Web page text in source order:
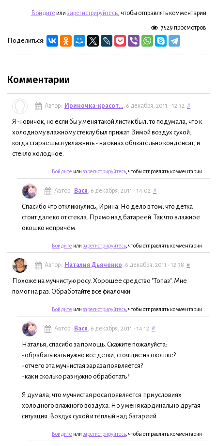
Войдите или зарегистрируйтесь, чтобы отправлять комментарии
7529 просмотров
Поделиться:
Комментарии
Автор: Ириночка-красот..., 6 декабря, 2011 - 12:32 #
Я-новичок, но если бы у меня такой листик был, то подумала, что к
холодному влажному стеклу был прижат. Зимой воздух сухой,
когда стараешься увлажнить - на окнах обязательно конденсат, и
стекло холодное.
Войдите или зарегистрируйтесь , чтобы отправлять комментарии
Автор: Вася, 6 декабря, 2011 - 14:02 #
Спасибо что откликнулись, Ирина. Но дело в том, что детка
стоит далеко от стекла. Прямо над батареей. Так что влажное
окошко непричём.
Войдите или зарегистрируйтесь , чтобы отправлять комментарии
Автор: Наталия Дьяченко, 6 декабря, 2011 - 12:38 #
Похоже на мучнистую росу. Хорошее средство "Топаз". Мне
помог на раз. Обработайте все фиалочки.
Войдите или зарегистрируйтесь , чтобы отправлять комментарии
Автор: Вася, 6 декабря, 2011 - 14:12 #
Наталья, спасибо за помощь. Скажите пожалуйста:
-обрабатывать нужно все детки, стоящие на окошке?
-отчего эта мучнистая зараза появляется?
-как и сколько раз нужно обработать?
Я думала, что мучнистая роса появляется при условиях
холодного влажного воздуха. Но у меня кардинально другая
ситуация. Воздух сухой и тёплый над батареей.
Войдите или зарегистрируйтесь , чтобы отправлять комментарии